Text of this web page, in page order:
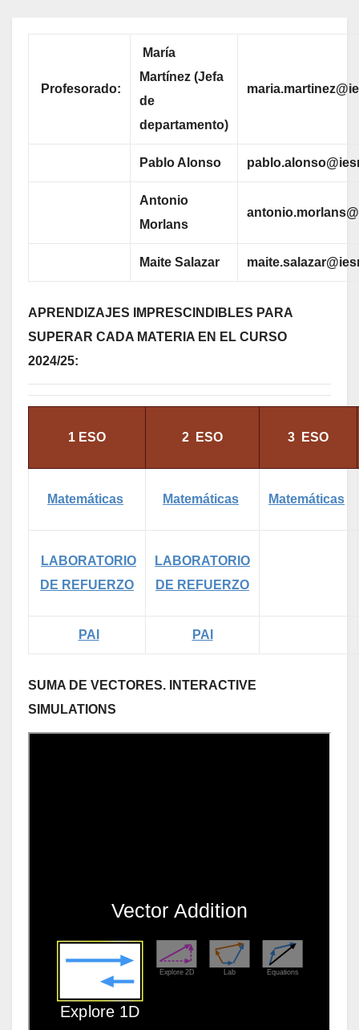
Profesorado:
María
Martínez (Jefa
de
departamento)
Pablo Alonso
Antonio
Morlans
Maite Salazar
APRENDIZAJES IMPRESCINDIBLES PARA
SUPERAR CADA MATERIA EN EL CURSO
2024/25:
1 ESO 2 ESO 3 ESO
Matemáticas Matemáticas Matemáticas
LABORATORIO
DE REFUERZO
LABORATORIO
DE REFUERZO
PAI PAI
SUMA DE VECTORES. INTERACTIVE
SIMULATIONS